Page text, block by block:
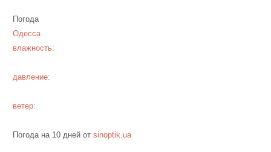
Погода
Одесса
влажность:
давление:
ветер:
Погода на 10 дней от sinoptik.ua